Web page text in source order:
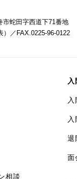
蛇田字西道下71番地
／FAX.0225-96-0122
相談
退
面